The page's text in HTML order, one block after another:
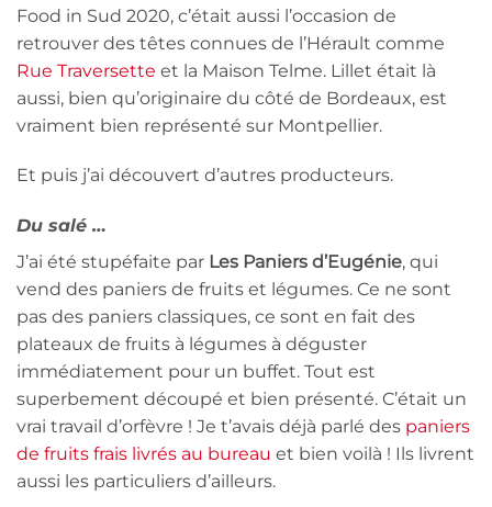
Food in Sud 2020, c’était aussi l’occasion de
retrouver des têtes connues de l’Hérault comme
Rue Traversette et la Maison Telme. Lillet était là
aussi, bien qu’originaire du côté de Bordeaux, est
vraiment bien représenté sur Montpellier.
Et puis j’ai découvert d’autres producteurs.
Du salé …
J’ai été stupéfaite par Les Paniers d’Eugénie, qui
vend des paniers de fruits et légumes. Ce ne sont
pas des paniers classiques, ce sont en fait des
plateaux de fruits à légumes à déguster
immédiatement pour un buffet. Tout est
superbement découpé et bien présenté. C’était un
vrai travail d’orfèvre ! Je t’avais déjà parlé des paniers
de fruits frais livrés au bureau et bien voilà ! Ils livrent
aussi les particuliers d’ailleurs.